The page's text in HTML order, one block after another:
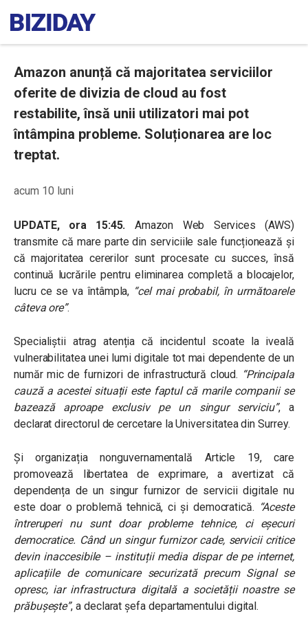
Amazon anunță că majoritatea serviciilor
oferite de divizia de cloud au fost
restabilite, însă unii utilizatori mai pot
întâmpina probleme. Soluționarea are loc
treptat.
acum 10 luni
UPDATE, ora 15:45. Amazon Web Services (AWS)
transmite că mare parte din serviciile sale funcționează și
că majoritatea cererilor sunt procesate cu succes, însă
continuă lucrările pentru eliminarea completă a blocajelor,
lucru ce se va întâmpla, “cel mai probabil, în următoarele
câteva ore”.
Specialiștii atrag atenția că incidentul scoate la iveală
vulnerabilitatea unei lumi digitale tot mai dependente de un
număr mic de furnizori de infrastructură cloud. “Principala
cauză a acestei situații este faptul că marile companii se
bazează aproape exclusiv pe un singur serviciu”, a
declarat directorul de cercetare la Universitatea din Surrey.
Și organizația nonguvernamentală Article 19, care
promovează libertatea de exprimare, a avertizat că
dependența de un singur furnizor de servicii digitale nu
este doar o problemă tehnică, ci și democratică. “Aceste
întreruperi nu sunt doar probleme tehnice, ci eșecuri
democratice. Când un singur furnizor cade, servicii critice
devin inaccesibile – instituții media dispar de pe internet,
aplicațiile de comunicare securizată precum Signal se
opresc, iar infrastructura digitală a societății noastre se
prăbușește”, a declarat șefa departamentului digital.